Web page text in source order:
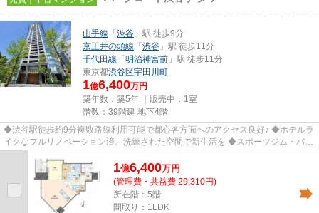
山手線 「 渋谷 」駅 徒歩9分
京王井の頭線 「 渋谷 」駅 徒歩11分
千代田線 「 明治神宮前 」駅 徒歩11分
東京都渋谷区宇田川町
1億6,400万円
築年数：築5年 ｜販売中： 1室
階数：39階建 地下4階
◆渋谷駅徒歩約9分複数路線利用可能で都心各方面へのアクセス良好♪ ◆ホテルラ
イクなフルリノベーション済。洗練された空間で新生活を ◆スポーツジム・バー
1億6,400万円
(管理費・共益費 29,310円)
所在階：5階
間取り：1LDK